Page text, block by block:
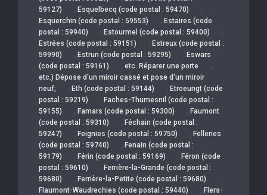
59127)
, Esquelbecq (code postal : 59470) ,
Esquerchin (code postal : 59553) , Estaires (code
postal : 59940)
, Estourmel (code postal : 59400) ,
Estrées (code postal : 59151) , Estreux (code postal :
59990)
, Estrun (code postal : 59295) , Eswars
(code postal : 59161)
, etc. Réparer une porte ,
etc.) Dépose d'un miroir cassé et pose d'un miroir
neuf;
, Eth (code postal : 59144) , Etroeungt (code
postal : 59219)
, Faches-Thumesnil (code postal :
59155)
, Famars (code postal : 59300) , Faumont
(code postal : 59310)
, Féchain (code postal :
59247)
, Feignies (code postal : 59750) , Felleries
(code postal : 59740)
, Fenain (code postal :
59179)
, Férin (code postal : 59169) , Féron (code
postal : 59610)
, Ferrière-la-Grande (code postal :
59680)
, Ferrière-la-Petite (code postal : 59680) ,
Flaumont-Waudrechies (code postal : 59440) , Flers-